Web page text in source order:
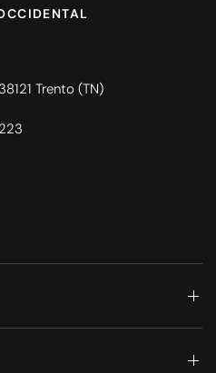
Trento (TN)